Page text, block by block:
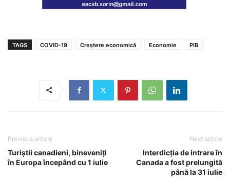
TAGS COVID-19 Creștere economică Economie PIB
Previous article
Turiștii canadieni, bineveniți
în Europa începând cu 1 iulie
Next article
Interdicția de intrare în
Canada a fost prelungită
până la 31 iulie